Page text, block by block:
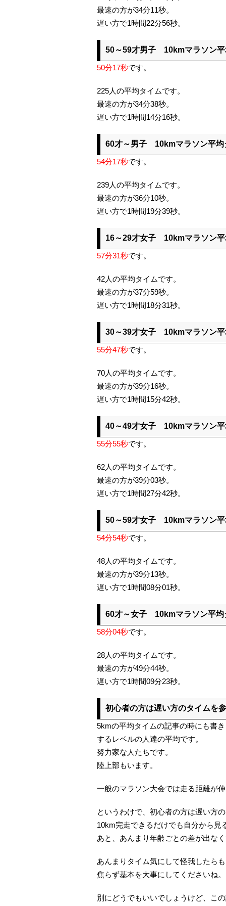
最速の方が34分11秒。
遅い方で1時間22分56秒。
50～59才男子 10kmマラソン平
50分17秒です。
225人の平均タイムです。
最速の方が34分38秒。
遅い方で1時間14分16秒。
60才～男子 10kmマラソン平均
54分17秒です。
239人の平均タイムです。
最速の方が36分10秒。
遅い方で1時間19分39秒。
16～29才女子 10kmマラソン平
57分31秒です。
42人の平均タイムです。
最速の方が37分59秒。
遅い方で1時間18分31秒。
30～39才女子 10kmマラソン平
55分47秒です。
70人の平均タイムです。
最速の方が39分16秒。
遅い方で1時間15分42秒。
40～49才女子 10kmマラソン平
55分55秒です。
62人の平均タイムです。
最速の方が39分03秒。
遅い方で1時間27分42秒。
50～59才女子 10kmマラソン平
54分54秒です。
48人の平均タイムです。
最速の方が39分13秒。
遅い方で1時間08分01秒。
60才～女子 10kmマラソン平均
58分04秒です。
28人の平均タイムです。
最速の方が49分44秒。
遅い方で1時間09分23秒。
初心者の方は遅い方のタイムを
5kmの平均タイムの記事の時にも書
するレベルの人達の平均です。
努力家な人たちです。
陸上部もいます。
一般のマラソン大会では走る距離が
というわけで、初心者の方は遅い方
10km完走できるだけでも自分から見
あと、あんまり年齢ごとの差が出なく
あんまりタイム気にして怪我したらも
焦らず基本を大事にしてくださいね。
別にどうでもいいでしょうけど、こ